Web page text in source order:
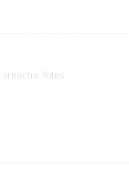
frites